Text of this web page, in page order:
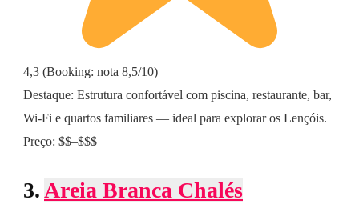
4,3 (Booking: nota 8,5/10)
Destaque: Estrutura confortável com piscina, restaurante, bar,
Wi-Fi e quartos familiares — ideal para explorar os Lençóis.
Preço: $$–$$$
3. Areia Branca Chalés